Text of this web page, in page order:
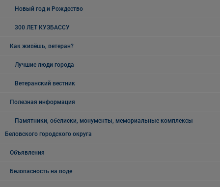
Новый год и Рождество
300 ЛЕТ КУЗБАССУ
Как живёшь, ветеран?
Лучшие люди города
Ветеранский вестник
Полезная информация
Памятники, обелиски, монументы, мемориальные комплексы
Беловского городского округа
Объявления
Безопасность на воде